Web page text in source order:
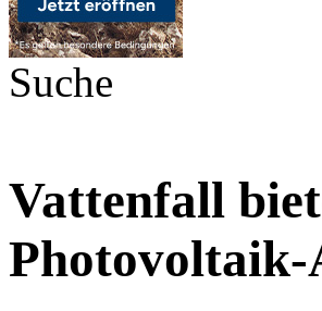
Suche
Vattenfall
Photovoltaik-